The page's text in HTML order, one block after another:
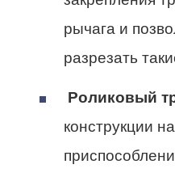
рычага и
разрезать
Роликовый
конструкции